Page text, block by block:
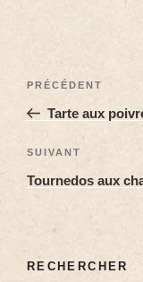
PRÉCÉDENT
Tarte aux
SUIVANT
Tournedos aux
RECHERCHER